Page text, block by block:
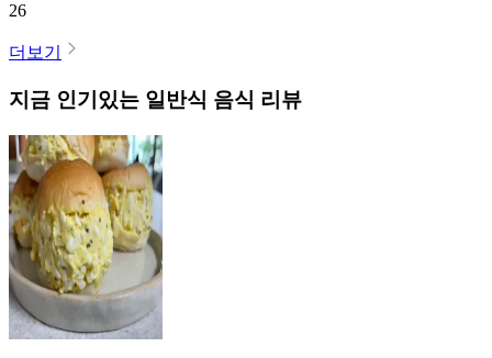
26
더보기
지금 인기있는 일반식 음식 리뷰